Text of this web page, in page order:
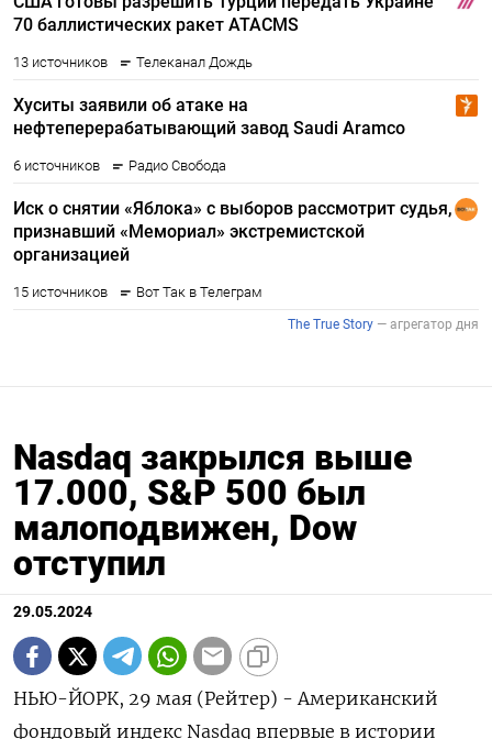
Nasdaq закрылся выше
17.000, S&P 500 был
малоподвижен, Dow
отступил
29.05.2024
НЬЮ-ЙОРК, 29 мая (Рейтер) - Американский
фондовый индекс Nasdaq впервые в истории